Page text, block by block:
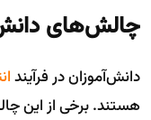
چالش‌های
دانش‌آموزان در فرآیند
هستند. برخی از این